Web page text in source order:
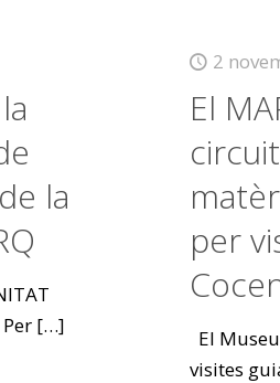
la
[…]
2
El
per
El
visites